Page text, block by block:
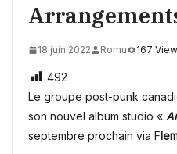
18 juin 2022 Romu 167
492
Le groupe post-punk
son nouvel album studio «
septembre prochain via F